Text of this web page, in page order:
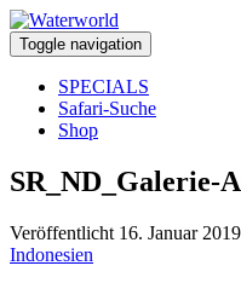
Toggle navigation
SPECIALS
Safari-Suche
Shop
SR_ND_Galerie-
Veröffentlicht 16. Januar 2019
Indonesien